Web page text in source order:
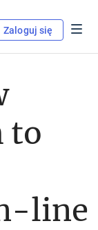
Zaloguj się
to
line